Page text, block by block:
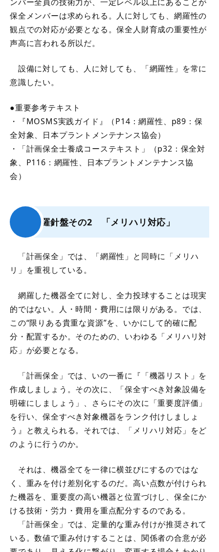
保全メンバーは求められる。人に対しても、網羅性の
観点での対応が必要となる。保全人財育成の重要性が
声高に言われる所以だ。
設備に対しても、人に対しても、「網羅性」を常に
意識したい。
●重要参考テキスト
・『MOSMS実践ガイド』（P14：網羅性、p89：保
全対象、日本プラントメンテナンス協会）
・「計画保全士養成コーステキスト」（p32：保全対
象、P116：網羅性、日本プラントメンテナンス協
会）
羅針盤その2 「メリハリ対応」
「計画保全」では、「網羅性」と同時に「メリハ
リ」を重視している。
網羅した機器全てに対し、全力投球することは現実
的ではない。人・時間・費用には限りがある。では、
この“限りある貴重な資源”を、いかにして的確に配
分・配置するか。そのための、いわゆる「メリハリ対
応」が必要となる。
「計画保全」では、いの一番に『「機器リスト」を
作成しましょう。その次に、「保全すべき対象設備を
明確にしましょう」、さらにその次に「重要度評価」
を行い、保全すべき対象機器をランク付けしましょ
う』と教えられる。それでは、「メリハリ対応」をど
のように行うのか。
それは、機器全てを一律に横並びにするのではな
く、重みを付け差別化するのだ。高い点数が付けられ
た機器を、重要度の高い機器と位置づけし、保全にか
ける技術・労力・費用を重点配分するのである。
「計画保全」では、定量的な重み付けが推奨されて
いる。数値で重み付けすることは、関係者の合意が必